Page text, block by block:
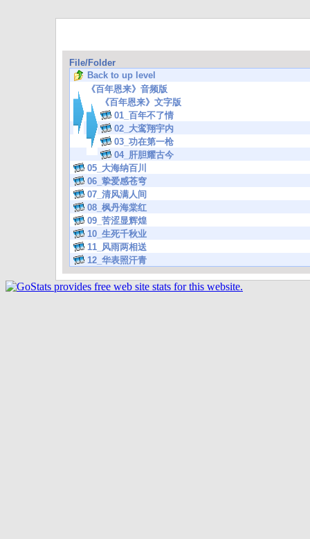
File/Folder
Back to up level
《百年恩来》音频版
《百年恩来》文字版
01_百年不了情
02_大鸾翔宇内
03_功在第一枪
04_肝胆耀古今
05_大海纳百川
06_挚爱感苍穹
07_清风满人间
08_枫丹海棠红
09_苦涩显辉煌
10_生死千秋业
11_风雨两相送
12_华表照汗青